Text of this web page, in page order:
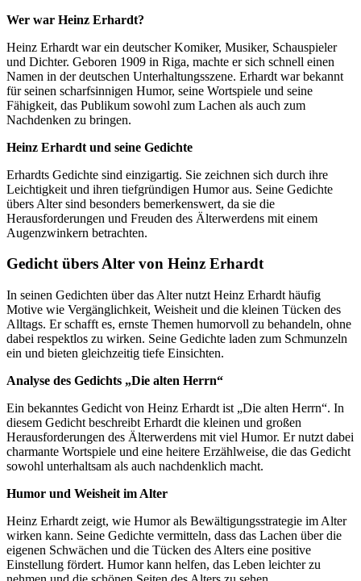
Wer war Heinz Erhardt?
Heinz Erhardt war ein deutscher Komiker, Musiker, Schauspieler
und Dichter. Geboren 1909 in Riga, machte er sich schnell einen
Namen in der deutschen Unterhaltungsszene. Erhardt war bekannt
für seinen scharfsinnigen Humor, seine Wortspiele und seine
Fähigkeit, das Publikum sowohl zum Lachen als auch zum
Nachdenken zu bringen.
Heinz Erhardt und seine Gedichte
Erhardts Gedichte sind einzigartig. Sie zeichnen sich durch ihre
Leichtigkeit und ihren tiefgründigen Humor aus. Seine Gedichte
übers Alter sind besonders bemerkenswert, da sie die
Herausforderungen und Freuden des Älterwerdens mit einem
Augenzwinkern betrachten.
Gedicht übers Alter von Heinz Erhardt
In seinen Gedichten über das Alter nutzt Heinz Erhardt häufig
Motive wie Vergänglichkeit, Weisheit und die kleinen Tücken des
Alltags. Er schafft es, ernste Themen humorvoll zu behandeln, ohne
dabei respektlos zu wirken. Seine Gedichte laden zum Schmunzeln
ein und bieten gleichzeitig tiefe Einsichten.
Analyse des Gedichts „Die alten Herrn“
Ein bekanntes Gedicht von Heinz Erhardt ist „Die alten Herrn“. In
diesem Gedicht beschreibt Erhardt die kleinen und großen
Herausforderungen des Älterwerdens mit viel Humor. Er nutzt dabei
charmante Wortspiele und eine heitere Erzählweise, die das Gedicht
sowohl unterhaltsam als auch nachdenklich macht.
Humor und Weisheit im Alter
Heinz Erhardt zeigt, wie Humor als Bewältigungsstrategie im Alter
wirken kann. Seine Gedichte vermitteln, dass das Lachen über die
eigenen Schwächen und die Tücken des Alters eine positive
Einstellung fördert. Humor kann helfen, das Leben leichter zu